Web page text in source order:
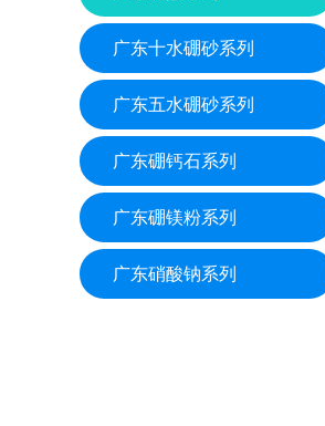
广东十水硼砂系列
广东五水硼砂系列
广东硼钙石系列
广东硼镁粉系列
广东硝酸钠系列